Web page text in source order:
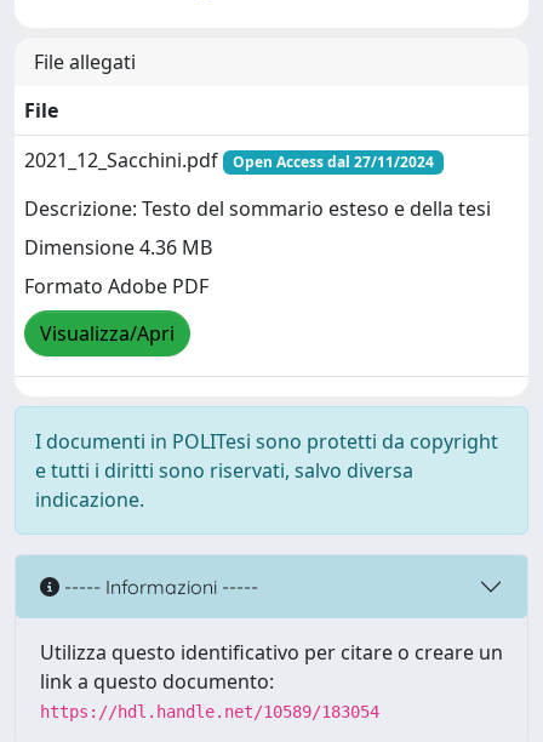
File allegati
File
2021_12_Sacchini.pdf
Open Access dal 27/11/2024
Descrizione: Testo del sommario esteso e della tesi
Dimensione 4.36 MB
Formato Adobe PDF
Visualizza/Apri
I documenti in POLITesi sono protetti da copyright
e tutti i diritti sono riservati, salvo diversa
indicazione.
----- Informazioni -----
Utilizza questo identificativo per citare o creare un
link a questo documento:
https://hdl.handle.net/10589/183054